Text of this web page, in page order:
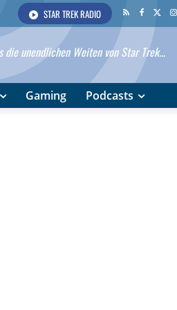
STAR TREK RADIO
die unendlichen Weiten von Star Trek...
Gaming Podcasts